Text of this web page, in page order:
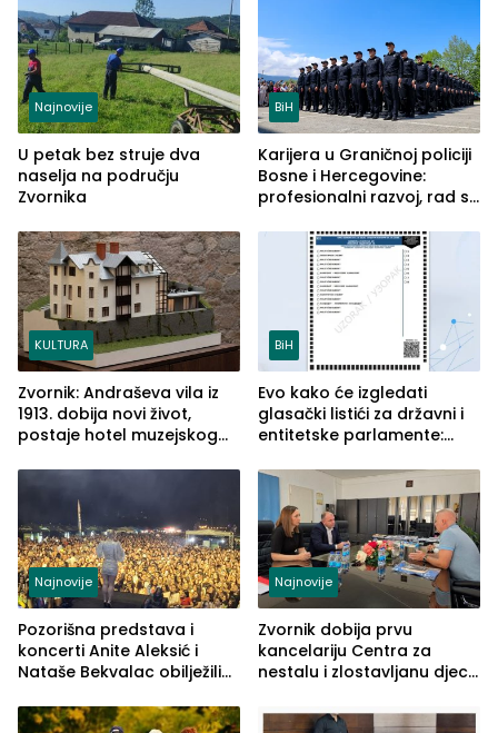
Najnovije
U petak bez struje dva
naselja na području
Zvornika
BiH
Karijera u Graničnoj policiji
Bosne i Hercegovine:
profesionalni razvoj, rad sa
služba građanima
KULTURA
Zvornik: Andraševa vila iz
1913. dobija novi život,
postaje hotel muzejskog
BiH
Evo kako će izgledati
glasački listići za državni i
entitetske parlamente:
vidljive na njima
Najnovije
Pozorišna predstava i
koncerti Anite Aleksić i
Nataše Bekvalac obilježili
ljeta (FOTO)
Najnovije
Zvornik dobija prvu
kancelariju Centra za
nestalu i zlostavljanu djecu